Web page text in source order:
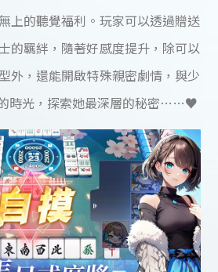
上的聽覺福利。玩家可以透過贈送
的羈絆，隨著好感度提升，除可以
外，還能開啟特殊親密劇情，與少
時光，探索她最深層的秘密……♥